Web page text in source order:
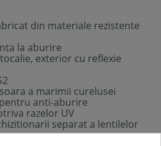
din materiale rezistente
la aburire
exterior cu reflexie
a marimii curelusei
anti-aburire
razelor UV
separat a lentilelor